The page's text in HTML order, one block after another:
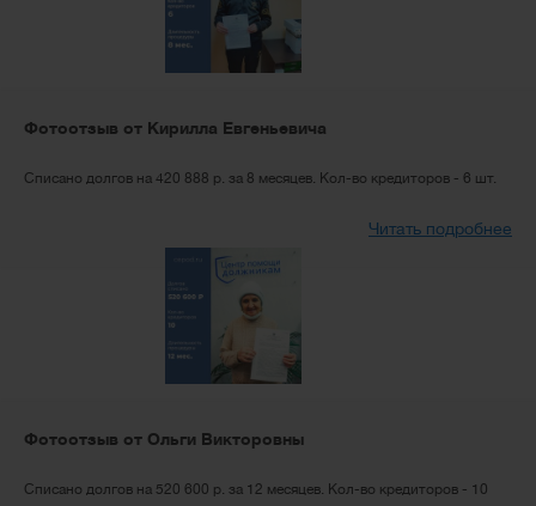
Фотоотзыв от Кирилла Евгеньевича
Списано долгов на 420 888 р. за 8 месяцев. Кол-во кредиторов - 6 шт.
Читать подробнее
Фотоотзыв от Ольги Викторовны
Списано долгов на 520 600 р. за 12 месяцев. Кол-во кредиторов - 10